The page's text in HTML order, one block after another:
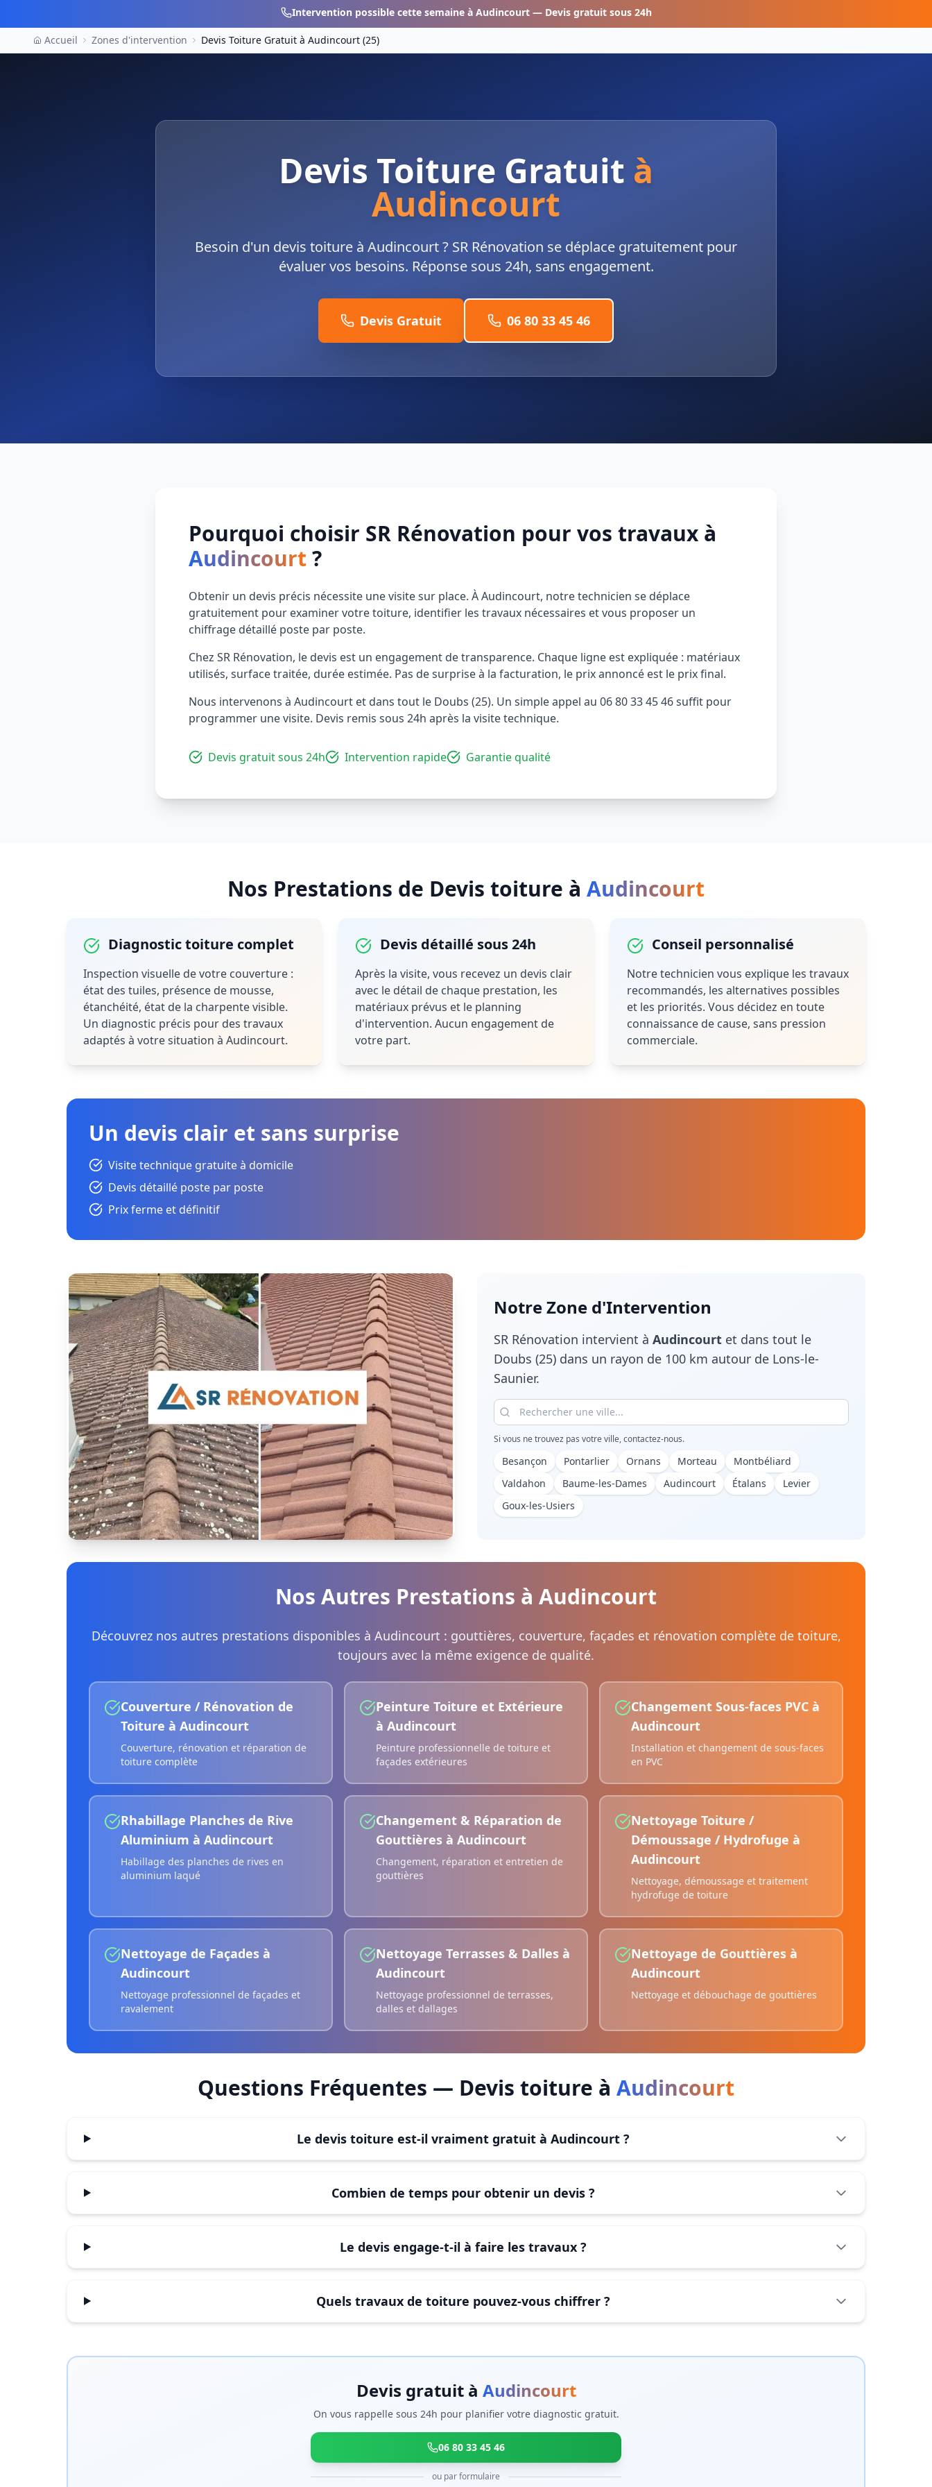
Intervention possible cette semaine à Audincourt— Devis gratuit sous 24h
Accueil Zones d'intervention Devis Toiture Gratuit à Audincourt (25)
Devis Toiture Gratuit à
Audincourt
Besoin d'un devis toiture à Audincourt ? SR Rénovation se déplace gratuitement pour
évaluer vos besoins. Réponse sous 24h, sans engagement.
Devis Gratuit 06 80 33 45 46
Pourquoi choisir SR Rénovation pour vos travaux à
Audincourt ?
Obtenir un devis précis nécessite une visite sur place. À Audincourt, notre technicien se déplace
gratuitement pour examiner votre toiture, identifier les travaux nécessaires et vous proposer un
chiffrage détaillé poste par poste.
Chez SR Rénovation, le devis est un engagement de transparence. Chaque ligne est expliquée : matériaux
utilisés, surface traitée, durée estimée. Pas de surprise à la facturation, le prix annoncé est le prix final.
Nous intervenons à Audincourt et dans tout le Doubs (25). Un simple appel au 06 80 33 45 46 suffit pour
programmer une visite. Devis remis sous 24h après la visite technique.
Devis gratuit sous 24h Intervention rapide Garantie qualité
Nos Prestations de Devis toiture à Audincourt
Diagnostic toiture complet
Inspection visuelle de votre couverture :
état des tuiles, présence de mousse,
étanchéité, état de la charpente visible.
Un diagnostic précis pour des travaux
adaptés à votre situation à Audincourt.
Devis détaillé sous 24h
Après la visite, vous recevez un devis clair
avec le détail de chaque prestation, les
matériaux prévus et le planning
d'intervention. Aucun engagement de
votre part.
Conseil personnalisé
Notre technicien vous explique les travaux
recommandés, les alternatives possibles
et les priorités. Vous décidez en toute
connaissance de cause, sans pression
commerciale.
Un devis clair et sans surprise
Visite technique gratuite à domicile
Devis détaillé poste par poste
Prix ferme et définitif
Notre Zone d'Intervention
SR Rénovation intervient à Audincourt et dans tout le
Doubs (25) dans un rayon de 100 km autour de Lons-le-
Saunier.
Si vous ne trouvez pas votre ville, contactez-nous.
Besançon Pontarlier Ornans Morteau
Montbéliard
Valdahon
Baume-les-Dames Audincourt Étalans
Levier
Goux-les-Usiers
Nos Autres Prestations à Audincourt
Découvrez nos autres prestations disponibles à Audincourt : gouttières, couverture, façades et rénovation complète de toiture,
toujours avec la même exigence de qualité.
Couverture / Rénovation de
Toiture à Audincourt
Couverture, rénovation et réparation de
toiture complète
Peinture Toiture et Extérieure
à Audincourt
Peinture professionnelle de toiture et
façades extérieures
Changement Sous-faces PVC à
Audincourt
Installation et changement de sous-faces
en PVC
Rhabillage Planches de Rive
Aluminium à Audincourt
Habillage des planches de rives en
aluminium laqué
Changement & Réparation de
Gouttières à Audincourt
Changement, réparation et entretien de
gouttières
Nettoyage Toiture /
Démoussage / Hydrofuge à
Audincourt
Nettoyage, démoussage et traitement
hydrofuge de toiture
Nettoyage de Façades à
Audincourt
Nettoyage professionnel de façades et
ravalement
Nettoyage Terrasses & Dalles à
Audincourt
Nettoyage professionnel de terrasses,
dalles et dallages
Nettoyage de Gouttières à
Audincourt
Nettoyage et débouchage de gouttières
Questions Fréquentes — Devis toiture à Audincourt
Le devis toiture est-il vraiment gratuit à Audincourt ?
Combien de temps pour obtenir un devis ?
Le devis engage-t-il à faire les travaux ?
Quels travaux de toiture pouvez-vous chiffrer ?
Devis gratuit à Audincourt
On vous rappelle sous 24h pour planifier votre diagnostic gratuit.
06 80 33 45 46
ou par formulaire